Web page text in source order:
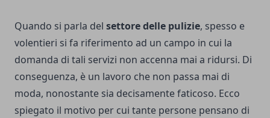
Quando si parla del settore delle pulizie, spesso e
volentieri si fa riferimento ad un campo in cui la
domanda di tali servizi non accenna mai a ridursi. Di
conseguenza, è un lavoro che non passa mai di
moda, nonostante sia decisamente faticoso. Ecco
spiegato il motivo per cui tante persone pensano di